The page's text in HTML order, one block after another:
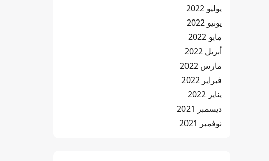
يوليو 2022
يونيو 2022
مايو 2022
أبريل 2022
مارس 2022
فبراير 2022
يناير 2022
ديسمبر 2021
نوفمبر 2021